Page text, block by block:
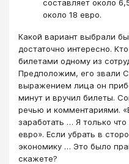
составляет около
около 18 евро.
Какой вариант выбрали
достаточно интересно.
билетами одному из
Предположим, его звали
выражением лица он
минут и вручил билеты.
речью и комментариями.
заработать … Я только
евро». Если убрать в
экономику … Это было
скажете?